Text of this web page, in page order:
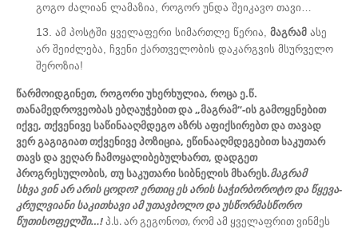
გოგო ძალიან ლამაზია, როგორ უნდა შეიკავო თავი…
ამ პოსტში ყველაფერი სიმართლე წერია, მაგრამ ასე
არ შეიძლება, ჩვენი ქართველობის დაკარგვის მსურველო
შეროზია!
წარმოიდგინეთ, როგორი უხერხულია, როცა ე.წ.
თანამედროვეობას ებღაუჭებით და „მაგრამ“-ის გამოყენებით
იქვე, თქვენივე საწინააღმდეგო აზრს აფიქსირებთ და თავად
ვერ გაგიგიათ თქვენივე პოზიცია, ეწინააღმდეგებით საკუთარ
თავს და ვეღარ ჩამოყალიბებულხართ, დადგეთ
პროგრესულობის, თუ საკუთარი სიბნელის მხარეს.მაგრამ
სხვა ვინ არ არის ცოდო? ერთიც ეს არის საჭირბოროტო და წყევა-
კრულვიანი საკითხავი ამ უთავბოლო და უსწორმასწორო
წუთისოფელში…!პ.ს. არ გეგონოთ, რომ ამ ყველაფრით ვინმეს